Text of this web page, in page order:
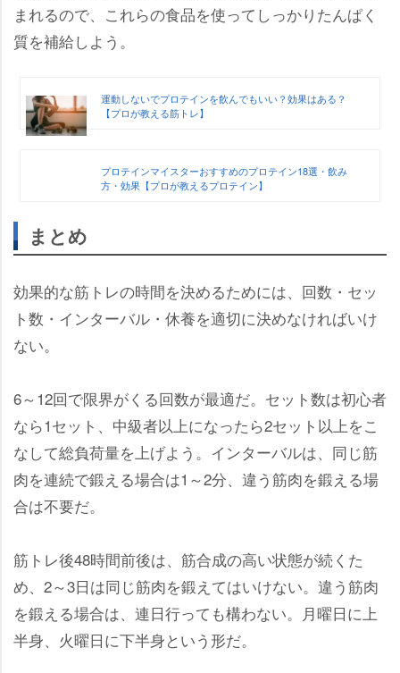
まれるので、これらの食品を使ってしっかりたんぱく
質を補給しよう。
運動しないでプロテインを飲んでもいい？効果はある？
【プロが教える筋トレ】
プロテインマイスターおすすめのプロテイン18選・飲み
方・効果【プロが教えるプロテイン】
まとめ
効果的な筋トレの時間を決めるためには、回数・セッ
ト数・インターバル・休養を適切に決めなければいけ
ない。
6～12回で限界がくる回数が最適だ。セット数は初心者
なら1セット、中級者以上になったら2セット以上をこ
なして総負荷量を上げよう。インターバルは、同じ筋
肉を連続で鍛える場合は1～2分、違う筋肉を鍛える場
合は不要だ。
筋トレ後48時間前後は、筋合成の高い状態が続くた
め、2～3日は同じ筋肉を鍛えてはいけない。違う筋肉
を鍛える場合は、連日行っても構わない。月曜日に上
半身、火曜日に下半身という形だ。